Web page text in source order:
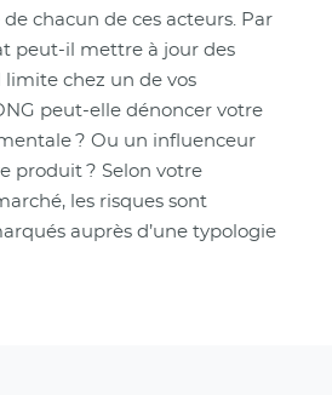
chacun de ces acteurs. Par
peut-il mettre à jour des
chez un de vos
peut-elle dénoncer votre
? Ou un influenceur
produit ? Selon votre
les risques sont
auprès d’une typologie